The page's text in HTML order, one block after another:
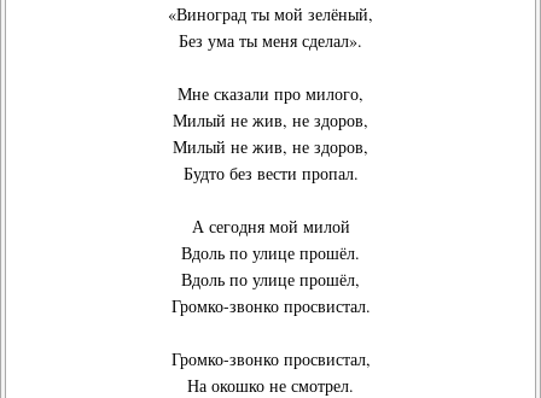
«Виноград ты мой зелёный,
Без ума ты меня сделал».
Мне сказали про милого,
Милый не жив, не здоров,
Милый не жив, не здоров,
Будто без вести пропал.
А сегодня мой милой
Вдоль по улице прошёл.
Вдоль по улице прошёл,
Громко-звонко просвистал.
Громко-звонко просвистал,
На окошко не смотрел.